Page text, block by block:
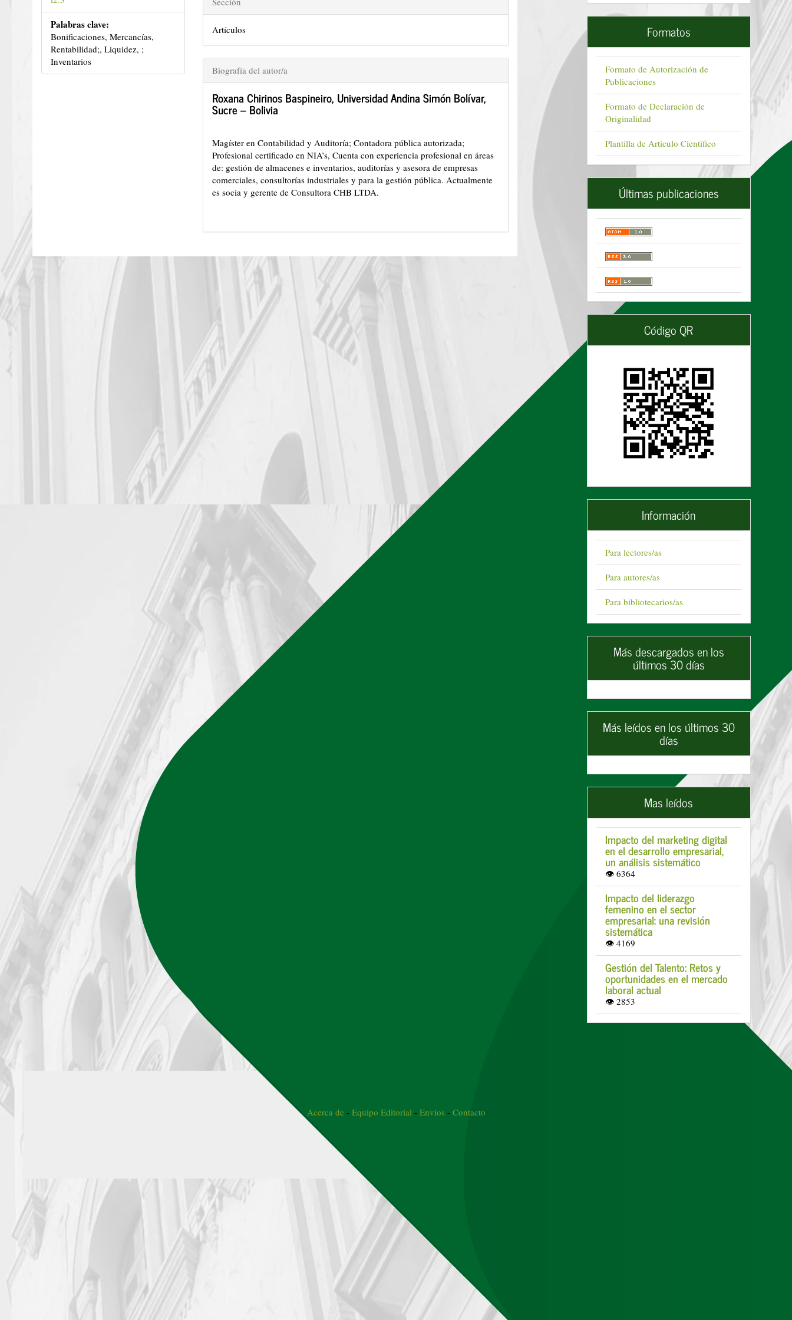
Palabras clave:
Bonificaciones, Mercancías,
Rentabilidad;, Liquidez, ;
Inventarios
Artículos
Biografía del autor/a
Roxana Chirinos Baspineiro, Universidad Andina Simón Bolívar,
Sucre – Bolivia
Magíster en Contabilidad y Auditoría; Contadora pública autorizada;
Profesional certificado en NIA’s, Cuenta con experiencia profesional en áreas
de: gestión de almacenes e inventarios, auditorías y asesora de empresas
comerciales, consultorías industriales y para la gestión pública. Actualmente
es socia y gerente de Consultora CHB LTDA.
Formatos
Formato de Autorización de
Publicaciones
Formato de Declaración de
Originalidad
Plantilla de Articulo Científico
Últimas publicaciones
Código QR
Información
Para lectores/as
Para autores/as
Para bibliotecarios/as
Más descargados en los
últimos 30 días
Más leídos en los últimos 30
días
Mas leídos
Impacto del marketing digital
en el desarrollo empresarial,
un análisis sistemático
👁 6364
Impacto del liderazgo
femenino en el sector
empresarial: una revisión
sistemática
👁 4169
Gestión del Talento: Retos y
oportunidades en el mercado
laboral actual
👁 2853
Acerca de - Equipo Editorial- Envios - Contacto